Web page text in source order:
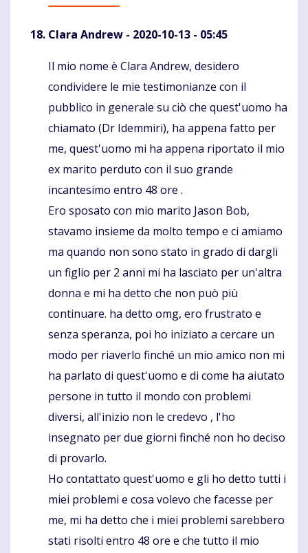
Clara Andrew - 2020-10-13 - 05:45
Komentaras
Il mio nome è Clara Andrew, desidero
condividere le mie testimonianze con il
pubblico in generale su ciò che quest'uomo ha
chiamato (Dr Idemmiri), ha appena fatto per
me, quest'uomo mi ha appena riportato il mio
ex marito perduto con il suo grande
incantesimo entro 48 ore .
Ero sposato con mio marito Jason Bob,
stavamo insieme da molto tempo e ci amiamo
ma quando non sono stato in grado di dargli
un figlio per 2 anni mi ha lasciato per un'altra
donna e mi ha detto che non può più
continuare. ha detto omg, ero frustrato e
senza speranza, poi ho iniziato a cercare un
modo per riaverlo finché un mio amico non mi
ha parlato di quest'uomo e di come ha aiutato
persone in tutto il mondo con problemi
diversi, all'inizio non le credevo , l'ho
insegnato per due giorni finché non ho deciso
di provarlo.
Ho contattato quest'uomo e gli ho detto tutti i
miei problemi e cosa volevo che facesse per
me, mi ha detto che i miei problemi sarebbero
stati risolti entro 48 ore e che tutto il mio